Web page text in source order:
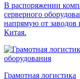
В распоряжении
серверного
напрямую от заводов
Китая.
Грамотная логистика